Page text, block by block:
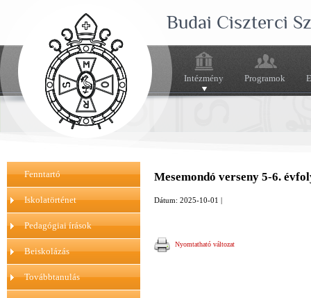
Budai Ciszterci
Intézmény Programok
Fenntartó
Iskolatörténet
Pedagógiai írások
Beiskolázás
Továbbtanulás
Mesemondó verseny 5-6.
Dátum: 2025-10-01 |
Nyomtatható változat